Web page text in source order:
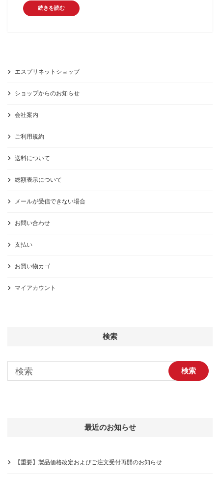
続きを読む
エスプリネットショップ
ショップからのお知らせ
会社案内
ご利用規約
送料について
総額表示について
メールが受信できない場合
お問い合わせ
支払い
お買い物カゴ
マイアカウント
検索
最近のお知らせ
【重要】製品価格改定およびご注文受付再開のお知らせ